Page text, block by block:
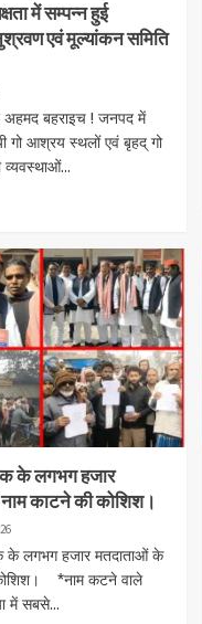
में सम्पन्न हुई
एवं मूल्यांकन समिति
अहमद बहराइच ! जनपद में
गो आश्रय स्थलों एवं बृहद् गो
व्यवस्थाओं...
के लगभग हजार
काटने की कोशिश।
के लगभग हजार मतदाताओं के
*नाम कटने वाले
में सबसे...